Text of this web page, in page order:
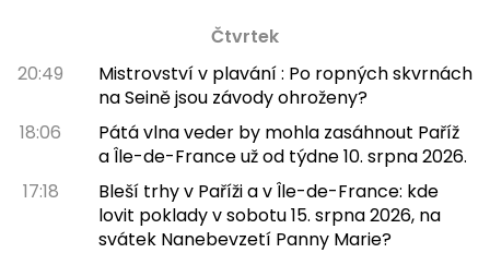
Čtvrtek
20:49
Mistrovství v plavání : Po ropných skvrnách
na Seině jsou závody ohroženy?
18:06
Pátá vlna veder by mohla zasáhnout Paříž
a Île-de-France už od týdne 10. srpna 2026.
17:18
Bleší trhy v Paříži a v Île-de-France: kde
lovit poklady v sobotu 15. srpna 2026, na
svátek Nanebevzetí Panny Marie?